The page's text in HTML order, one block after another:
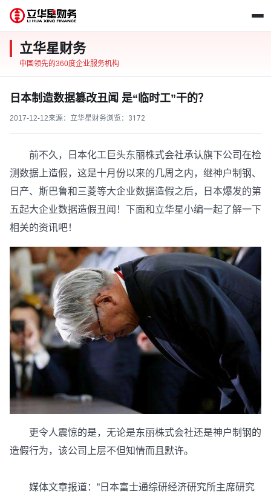
立华星财务
中国领先的360度企业服务机构
日本制造数据篡改丑闻 是“临时工”干的？
2017-12-12来源：立华星财务浏览： 3172
前不久，日本化工巨头东丽株式会社承认旗下公司在检
测数据上造假，这是十月份以来的几周之内，继神户制钢、
日产、斯巴鲁和三菱等大企业数据造假之后，日本爆发的第
五起大企业数据造假丑闻！下面和立华星小编一起了解一下
相关的资讯吧！
更令人震惊的是，无论是东丽株式会社还是神户制钢的
造假行为，该公司上层不但知情而且默许。
媒体文章报道：“日本富士通综研经济研究所主席研究